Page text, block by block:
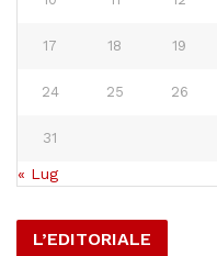
17 18 19
24 25 26
31
« Lug
L’EDITORIALE